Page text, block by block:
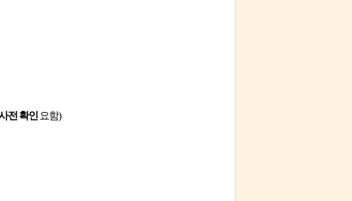
전 확인 요함)